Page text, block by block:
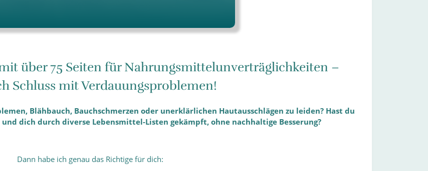
über 75 Seiten für Nahrungsmittelunverträglichkeiten –
Schluss mit Verdauungsproblemen!
Blähbauch, Bauchschmerzen oder unerklärlichen Hautausschlägen zu leiden? Hast du
dich durch diverse Lebensmittel-Listen gekämpft, ohne nachhaltige Besserung?
Dann habe ich genau das Richtige für dich: